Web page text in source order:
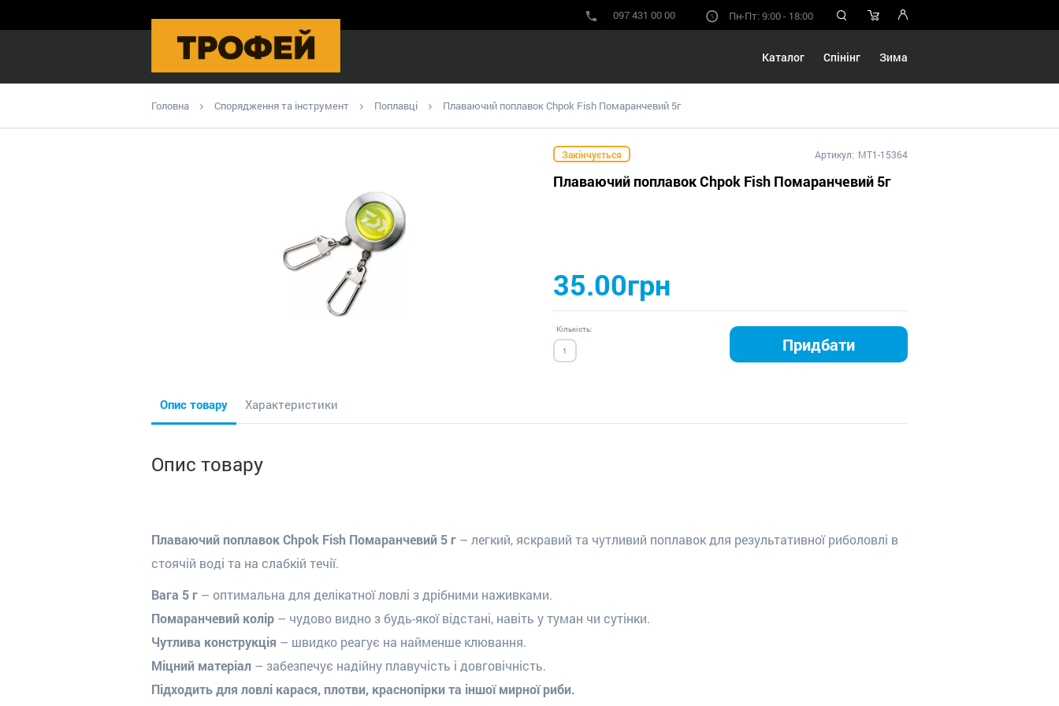
097 431 00 00 Пн-Пт: 9:00 - 18:00
Каталог Спінінг Зима
Головна Спорядження та інструмент Поплавці Плаваючий поплавок Chpok Fish Помаранчевий 5г
Закінчується Артикул: MT1-15364
Плаваючий поплавок Chpok Fish Помаранчевий 5г
35.00грн
Кількість:
Придбати
Опис товару Характеристики
Опис товару
Плаваючий поплавок Chpok Fish Помаранчевий 5 г – легкий, яскравий та чутливий поплавок для результативної риболовлі в
стоячій воді та на слабкій течії.
Вага 5 г – оптимальна для делікатної ловлі з дрібними наживками.
Помаранчевий колір – чудово видно з будь-якої відстані, навіть у туман чи сутінки.
Чутлива конструкція – швидко реагує на найменше клювання.
Міцний матеріал – забезпечує надійну плавучість і довговічність.
Підходить для ловлі карася, плотви, краснопірки та іншої мирної риби.